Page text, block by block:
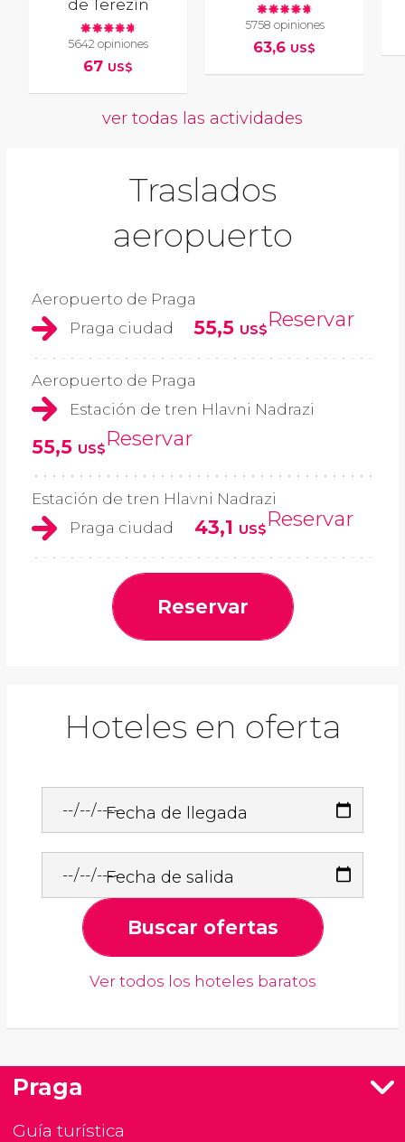
de Terezín
5642 opiniones
67 US$
5758 opiniones
63,6 US$
ver todas las actividades
Traslados
aeropuerto
Aeropuerto de Praga
Praga ciudad
55,5 US$Reservar
Aeropuerto de Praga
Estación de tren Hlavni Nadrazi
55,5 US$Reservar
Estación de tren Hlavni Nadrazi
Praga ciudad
43,1 US$Reservar
Reservar
Hoteles en oferta
Fecha de llegada
Fecha de salida
Buscar ofertas
Ver todos los hoteles baratos
Praga
Guía turística